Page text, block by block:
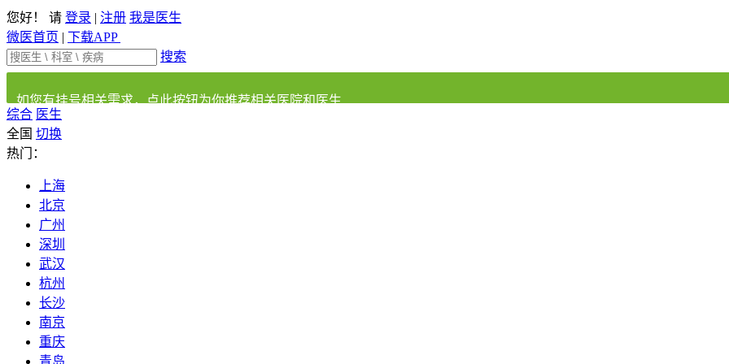
您好！ 请 登录 | 注册 我是医生
微医首页 | 下载APP
搜索
如您有挂号相关需求，点此按钮为你推荐相关医院和医生
综合 医生
全国 切换
热门：
上海
北京
广州
深圳
武汉
杭州
长沙
南京
重庆
青岛